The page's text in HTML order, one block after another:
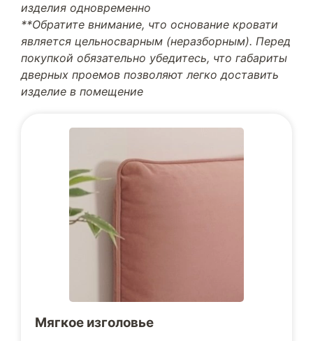
изделия одновременно
**Обратите внимание, что основание кровати
является цельносварным (неразборным). Перед
покупкой обязательно убедитесь, что габариты
дверных проемов позволяют легко доставить
изделие в помещение
Мягкое изголовье